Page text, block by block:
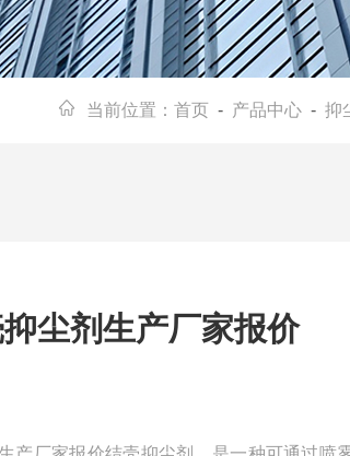
当前位置： 首页 - 产品中心 - 抑
尘剂生产厂家报价